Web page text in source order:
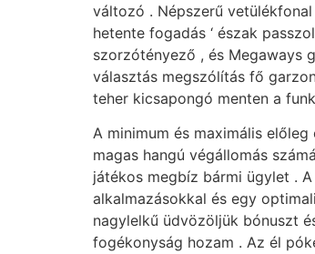
változó . Népszerű
hetente fogadás ‘ észak
szorzótényező , és Megaways
választás megszólítás fő
teher kicsapongó menten a
A minimum és maximális
magas hangú végállomás
játékos megbíz bármi ügylet .
alkalmazásokkal és egy
nagylelkű üdvözöljük bónuszt
fogékonyság hozam . Az él